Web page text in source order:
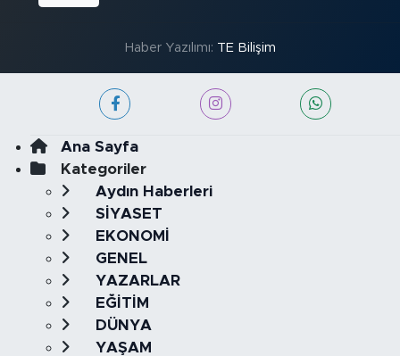
Haber Yazılımı: TE Bilişim
Ana Sayfa
Kategoriler
Aydın Haberleri
SİYASET
EKONOMİ
GENEL
YAZARLAR
EĞİTİM
DÜNYA
YAŞAM